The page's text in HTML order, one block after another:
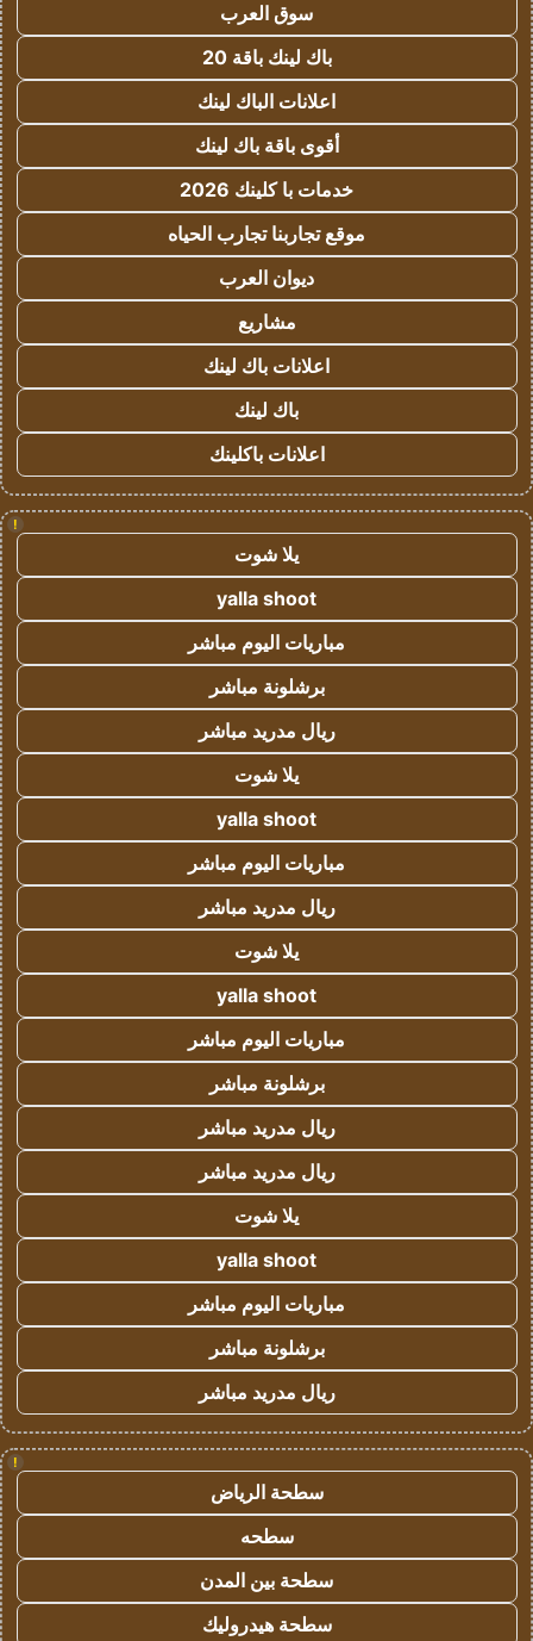
سوق العرب
باك لينك باقة 20
اعلانات الباك لينك
أقوى باقة باك لينك
خدمات با كلينك 2026
موقع تجاربنا تجارب الحياه
ديوان العرب
مشاريع
اعلانات باك لينك
باك لينك
اعلانات باكلينك
!
يلا شوت
yalla shoot
مباريات اليوم مباشر
برشلونة مباشر
ريال مدريد مباشر
يلا شوت
yalla shoot
مباريات اليوم مباشر
ريال مدريد مباشر
يلا شوت
yalla shoot
مباريات اليوم مباشر
برشلونة مباشر
ريال مدريد مباشر
ريال مدريد مباشر
يلا شوت
yalla shoot
مباريات اليوم مباشر
برشلونة مباشر
ريال مدريد مباشر
!
سطحة الرياض
سطحه
سطحة بين المدن
سطحة هيدروليك